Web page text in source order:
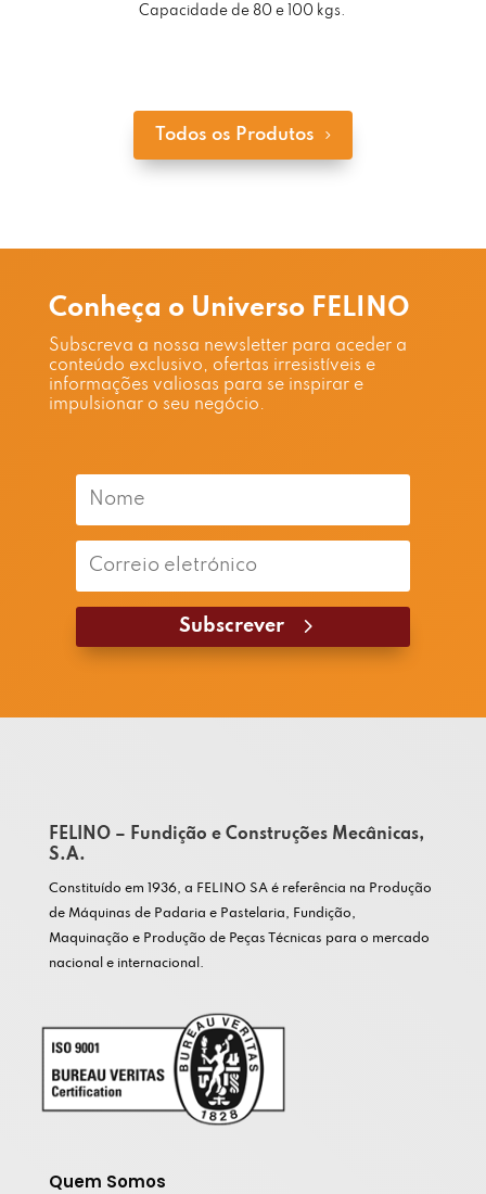
Capacidade de 80 e 100 kgs.
Todos os Produtos
Conheça o Universo FELINO
Subscreva a nossa newsletter para aceder a
conteúdo exclusivo, ofertas irresistíveis e
informações valiosas para se inspirar e
impulsionar o seu negócio.
Subscrever
FELINO – Fundição e Construções Mecânicas,
S.A.
Constituído em 1936, a FELINO SA é referência na Produção
de Máquinas de Padaria e Pastelaria, Fundição,
Maquinação e Produção de Peças Técnicas para o mercado
nacional e internacional.
Quem Somos